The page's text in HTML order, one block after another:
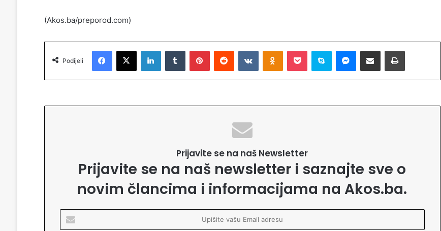
(Akos.ba/preporod.com)
Podijeli
Facebook X LinkedIn Tumblr Pinterest Reddit VKontakte Odnoklassniki Pocket Skype Messenger Podijeli putem Emaila Printaj
Prijavite se na naš Newsletter
Prijavite se na naš newsletter i saznajte sve o
novim člancima i informacijama na Akos.ba.